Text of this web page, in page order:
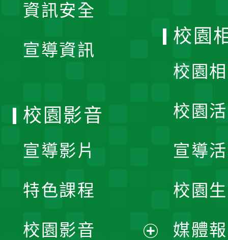
資訊安全
宣導資訊
校園
校園
校園
宣導
校園
媒體
校園影音
宣導影片
特色課程
校園影音